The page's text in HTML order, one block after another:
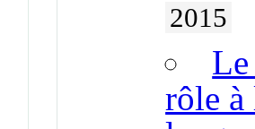
2015
rôle à